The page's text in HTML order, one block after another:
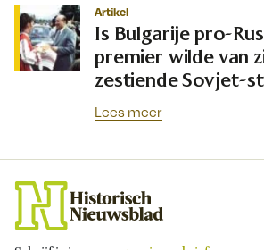
Artikel
Is Bulgarije pro-
premier wilde van
zestiende Sovjet-
Lees meer